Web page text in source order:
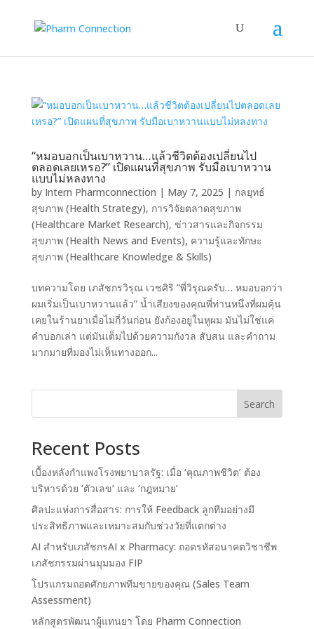
“หมอบอกเป็นเบาหวาน…แล้วชีวิตต้องเปลี่ยนไป
ตลอดเลยเหรอ?” เปิดแผนที่สุขภาพ รับมือเบาหวาน
แบบไม่หลงทาง
by Intern Pharmconnection | May 7, 2025 | กลยุทธ์
สุขภาพ (Health Strategy), การวิจัยตลาดสุขภาพ
(Healthcare Market Research), ข่าวสารและกิจกรรม
สุขภาพ (Health News and Events), ความรู้และทักษะ
สุขภาพ (Healthcare Knowledge & Skills)
บทความโดย เภสัชกรวิรุณ เวชศิริ “พี่วิรุณครับ… หมอบอกว่า
ผมเริ่มเป็นเบาหวานแล้ว” น้ำเสียงของคุณพี่ท่านหนึ่งที่ผมคุ้น
เคยในร้านยาเมื่อไม่กี่วันก่อน ยังก้องอยู่ในหูผม มันไม่ใช่แค่
คำบอกเล่า แต่มันเต็มไปด้วยความกังวล สับสน และคำถาม
มากมายที่มองไม่เห็นทางออก...
Search
Recent Posts
เบื้องหลังกำแพงโรงพยาบาลรัฐ: เมื่อ ‘คุณภาพชีวิต’ ต้อง
บริหารด้วย ‘ตัวเลข’ และ ‘กฎหมาย’
ศิลปะแห่งการสื่อสาร: การให้ Feedback ลูกทีมอย่างมี
ประสิทธิภาพและเหมาะสมกับช่วงวัยที่แตกต่าง
AI สำหรับเภสัชกรAI x Pharmacy: ถอดรหัสอนาคตวิชาชีพ
เภสัชกรรมผ่านมุมมอง FIP
โปรแกรมถอดศักยภาพทีมขายของคุณ (Sales Team
Assessment)
หลักสูตรพัฒนาผู้แทนยา โดย Pharm Connection